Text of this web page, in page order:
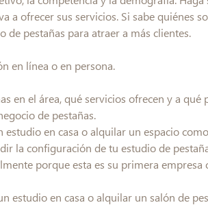
a ofrecer sus servicios. Si sabe quiénes
de pestañas para atraer a más clientes.
en línea o en persona.
en el área, qué servicios ofrecen y a
de pestañas.
estudio en casa o alquilar un espacio
la configuración de tu estudio de
porque esta es su primera
estudio en casa o alquilar un salón de